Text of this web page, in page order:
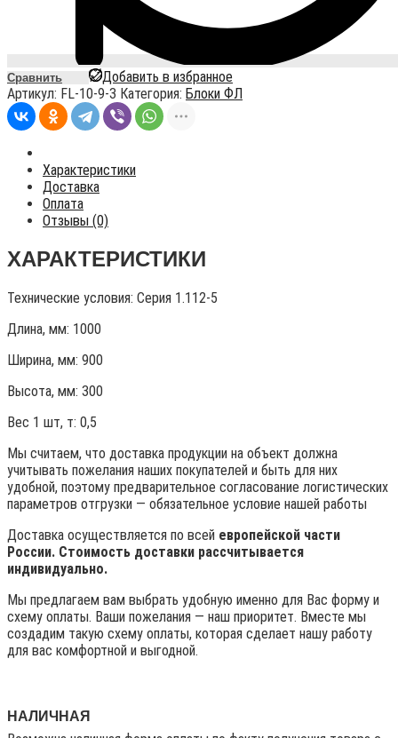
Сравнить
Добавить в избранное
Артикул: FL-10-9-3 Категория: Блоки ФЛ
Характеристики
Доставка
Оплата
Отзывы (0)
ХАРАКТЕРИСТИКИ
Технические условия: Серия 1.112-5
Длина, мм: 1000
Ширина, мм: 900
Высота, мм: 300
Вес 1 шт, т: 0,5
Мы считаем, что доставка продукции на объект должна
учитывать пожелания наших покупателей и быть для них
удобной, поэтому предварительное согласование логистических
параметров отгрузки — обязательное условие нашей работы
Доставка осуществляется по всей европейской части
России. Стоимость доставки рассчитывается
индивидуально.
Мы предлагаем вам выбрать удобную именно для Вас форму и
схему оплаты. Ваши пожелания — наш приоритет. Вместе мы
создадим такую схему оплаты, которая сделает нашу работу
для вас комфортной и выгодной.
НАЛИЧНАЯ